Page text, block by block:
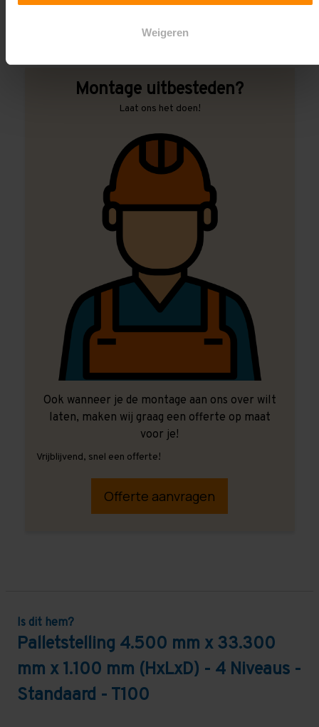
Weigeren
Montage uitbesteden?
Laat ons het doen!
Ook wanneer je de montage aan ons over wilt
laten, maken wij graag een offerte op maat
voor je!
Vrijblijvend, snel een offerte!
Offerte aanvragen
Is dit hem?
Palletstelling 4.500 mm x 33.300
mm x 1.100 mm (HxLxD) - 4 Niveaus -
Standaard - T100